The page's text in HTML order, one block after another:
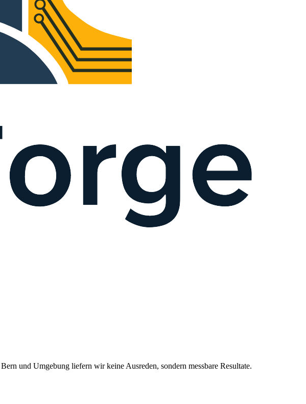
Bern und Umgebung liefern wir keine Ausreden, sondern messbare Resultate.